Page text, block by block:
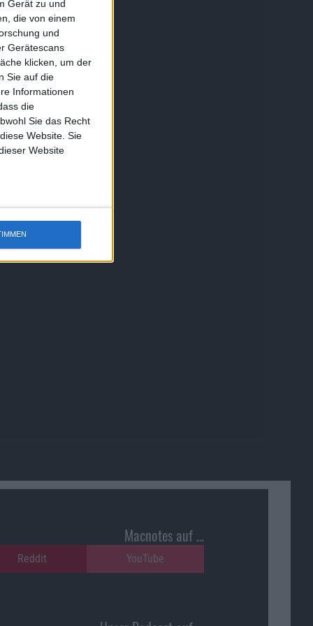
Gerät zu und
die von einem
und
Gerätescans
klicken, um der
Sie auf die
Informationen
die
Sie das Recht
Website. Sie
Website
Macnotes auf …
Reddit YouTube